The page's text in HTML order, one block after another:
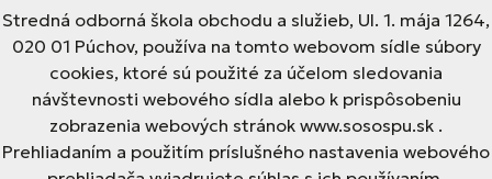
Stredná odborná škola obchodu a služieb, Ul. 1. mája 1264,
020 01 Púchov, používa na tomto webovom sídle súbory
cookies, ktoré sú použité za účelom sledovania
návštevnosti webového sídla alebo k prispôsobeniu
zobrazenia webových stránok www.sosospu.sk .
Prehliadaním a použitím príslušného nastavenia webového